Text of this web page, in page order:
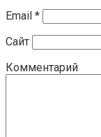
Email *
Сайт
Комментарий